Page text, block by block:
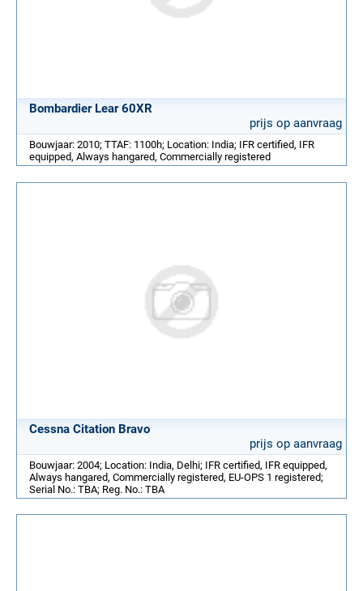
Bombardier Lear 60XR
prijs op aanvraag
Bouwjaar: 2010; TTAF: 1100h; Location: India; IFR certified, IFR
equipped, Always hangared, Commercially registered
Cessna Citation Bravo
prijs op aanvraag
Bouwjaar: 2004; Location: India, Delhi; IFR certified, IFR equipped,
Always hangared, Commercially registered, EU-OPS 1 registered;
Serial No.: TBA; Reg. No.: TBA